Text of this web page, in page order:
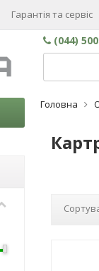
Гарантія та сервіс
(044)
Головна